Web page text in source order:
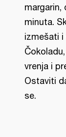
margarin,
minuta.
izmešati i
vrenja i
Ostaviti
se.